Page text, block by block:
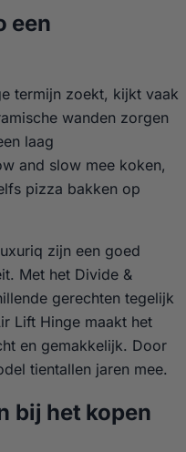
een
termijn zoekt, kijkt vaak
wanden zorgen
laag
and slow mee koken,
pizza bakken op
zijn een goed
Met het Divide &
gerechten tegelijk
Lift Hinge maakt het
en gemakkelijk. Door
tientallen jaren mee.
bij het kopen